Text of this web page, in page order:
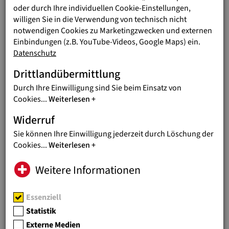
"DESIGN FOR GOOD" im Wiener Museumsquartier.
Ausstellung läuft bis 1. November
Die Ausstellung DESIGN FOR GOOD ist noch bis 1. November
2025 erlebbar und zeigt wie Gestaltung als Hebel für soziale
Projekte, die verändern. Arbeiten, die nicht für Galerien gedacht
sind – sondern für den Alltag, für Menschen, für das Jetzt. Design,
das nicht um sich selbst kreist – sondern sich öffnet: für
Pointner, Initiator und Creative Director, Studio FREUDE
oder durch Ihre individuellen Cookie-Einstellungen,
willigen Sie in die Verwendung von technisch nicht
notwendigen Cookies zu Marketingzwecken und externen
Einbindungen (z.B. YouTube-Videos, Google Maps) ein.
Datenschutz
Drittlandübermittlung
Durch Ihre Einwilligung sind Sie beim Einsatz von
Cookies...Weiterlesen
Widerruf
Sie können Ihre Einwilligung jederzeit durch Löschung der
Cookies...Weiterlesen
Weitere Informationen
Essenziell
Statistik
Externe Medien